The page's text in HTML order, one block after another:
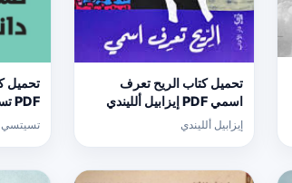
تحميل كتاب الريح تعرف
اسمي PDF إيزابيل ألليندي
مجانا
إيزابيل ألليندي
تحميل
PDF تسيتسي دانغاريمبغا مجانا
تسيتسي